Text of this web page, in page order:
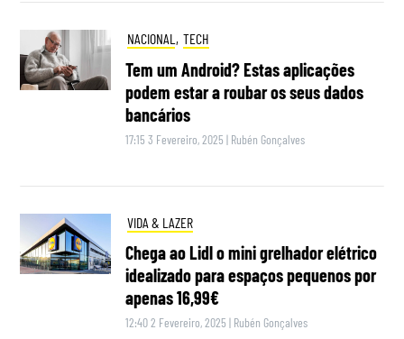
NACIONAL , TECH
Tem um Android? Estas aplicações
podem estar a roubar os seus dados
bancários
17:15 3 Fevereiro, 2025 | Rubén Gonçalves
VIDA & LAZER
Chega ao Lidl o mini grelhador elétrico
idealizado para espaços pequenos por
apenas 16,99€
12:40 2 Fevereiro, 2025 | Rubén Gonçalves